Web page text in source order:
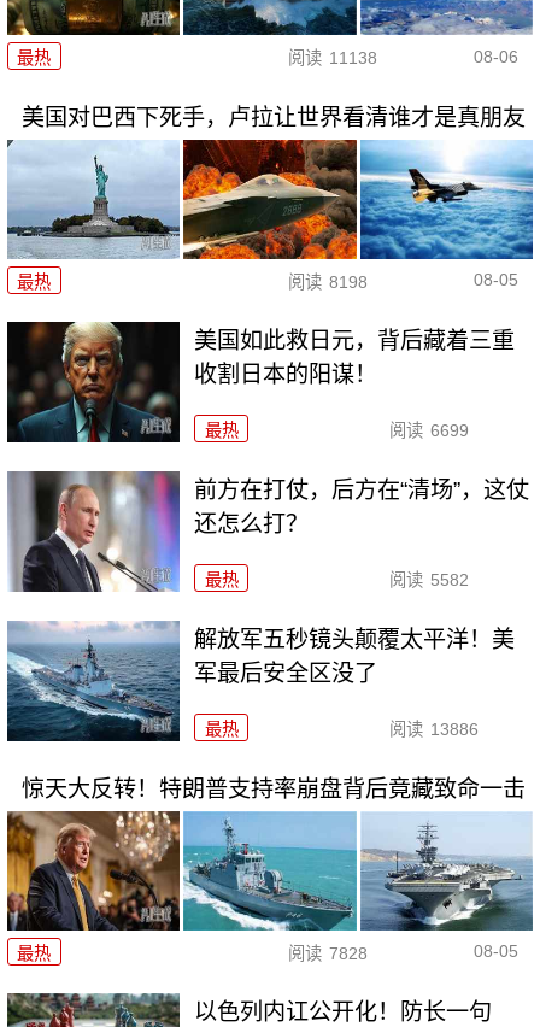
最热 阅读 11138 08-06
美国对巴西下死手，卢拉让世界看清谁才是真朋友
最热 阅读 8198 08-05
美国如此救日元，背后藏着三重
收割日本的阳谋！
最热 阅读 6699
前方在打仗，后方在“清场”，这仗
还怎么打？
最热 阅读 5582
解放军五秒镜头颠覆太平洋！美
军最后安全区没了
最热 阅读 13886
惊天大反转！特朗普支持率崩盘背后竟藏致命一击
最热 阅读 7828 08-05
以色列内讧公开化！防长一句